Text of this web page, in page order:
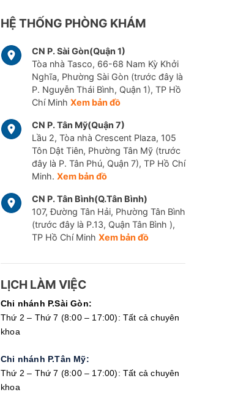
HỆ THỐNG PHÒNG KHÁM
CN P. Sài Gòn(Quận 1)
Tòa nhà Tasco, 66-68 Nam Kỳ Khởi
Nghĩa, Phường Sài Gòn (trước đây là
P. Nguyễn Thái Bình, Quận 1), TP Hồ
Chí Minh Xem bản đồ
CN P. Tân Mỹ(Quận 7)
Lầu 2, Tòa nhà Crescent Plaza, 105
Tôn Dật Tiên, Phường Tân Mỹ (trước
đây là P. Tân Phú, Quận 7), TP Hồ Chí
Minh. Xem bản đồ
CN P. Tân Bình(Q.Tân Bình)
107, Đường Tân Hải, Phường Tân Bình
(trước đây là P.13, Quận Tân Bình ),
TP Hồ Chí Minh Xem bản đồ
LỊCH LÀM VIỆC
Chi nhánh P.Sài Gòn:
Thứ 2 – Thứ 7 (8:00 – 17:00): Tất cả chuyên
khoa
Chi nhánh P.Tân Mỹ:
Thứ 2 – Thứ 7 (8:00 – 17:00): Tất cả chuyên
khoa